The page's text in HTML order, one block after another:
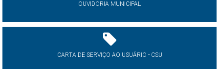
OUVIDORIA MUNICIPAL
CARTA DE SERVIÇO AO USUÁRIO - CSU